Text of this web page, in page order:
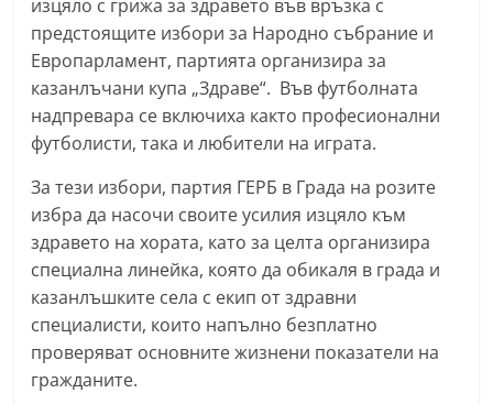
n
l
a
k
n
f
o
,
k
a
z
изцяло с грижа за здравето във връзка с
предстоящите избори за Народно събрание и
Европарламент, партията организира за
казанлъчани купа „Здраве“. Във футболната
надпревара се включиха както професионални
футболисти, така и любители на играта.
За тези избори, партия ГЕРБ в Града на розите
избра да насочи своите усилия изцяло към
здравето на хората, като за целта организира
специална линейка, която да обикаля в града и
казанлъшките села с екип от здравни
специалисти, които напълно безплатно
проверяват основните жизнени показатели на
гражданите.